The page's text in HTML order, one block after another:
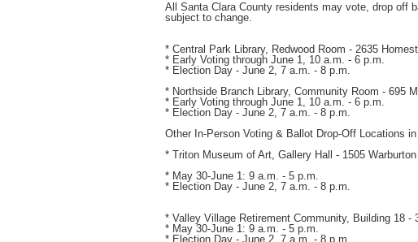
All Santa Clara County residents may vote, drop off
subject to change.
* Central Park Library, Redwood Room - 2635
* Early Voting through June 1, 10 a.m. - 6 p.m.
* Election Day - June 2, 7 a.m. - 8 p.m.
* Northside Branch Library, Community Room - 695
* Early Voting through June 1, 10 a.m. - 6 p.m.
* Election Day - June 2, 7 a.m. - 8 p.m.
Other In-Person Voting & Ballot Drop-Off Locations
* Triton Museum of Art, Gallery Hall - 1505
* May 30-June 1: 9 a.m. - 5 p.m.
* Election Day - June 2, 7 a.m. - 8 p.m.
* Valley Village Retirement Community, Building 18 -
* May 30-June 1: 9 a.m. - 5 p.m.
* Election Day - June 2, 7 a.m. - 8 p.m.